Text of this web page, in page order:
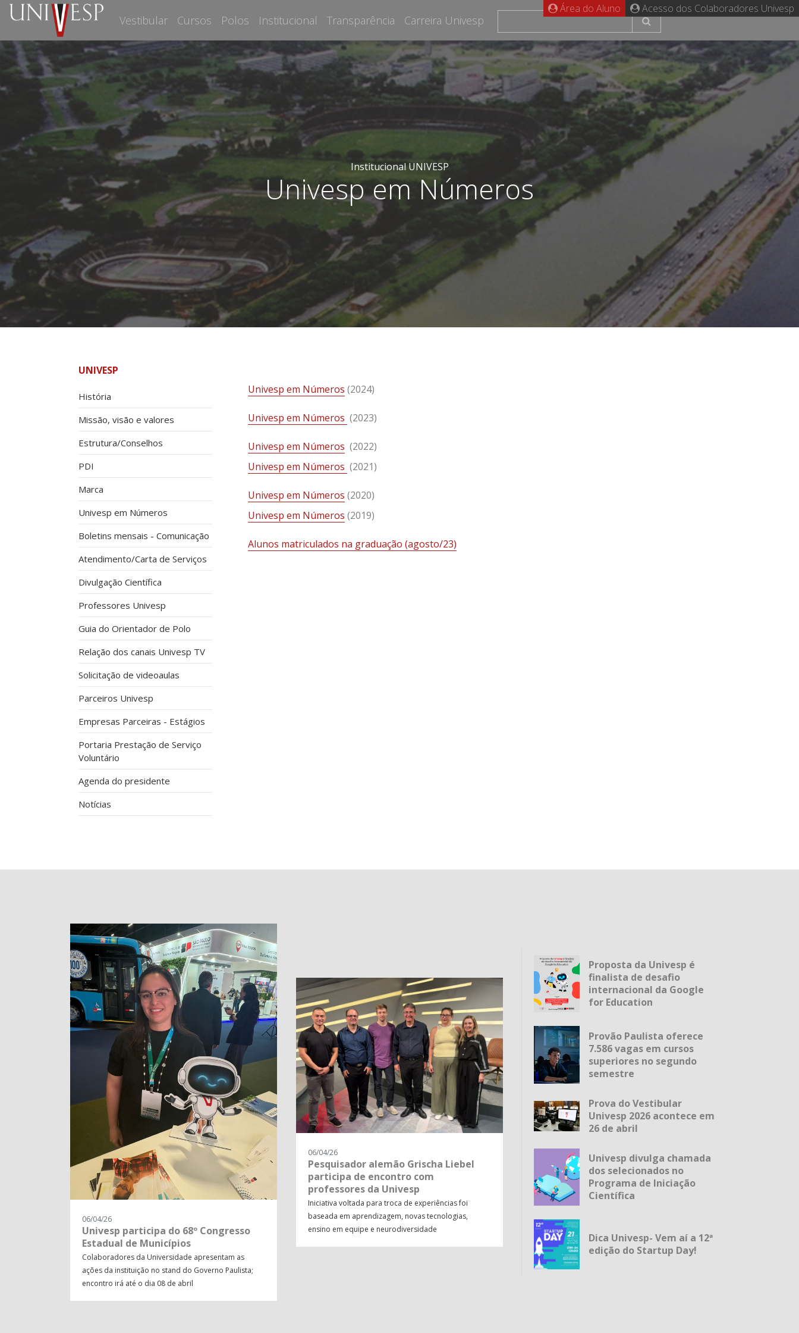
Vestibular Cursos Polos Institucional Transparência Carreira Univesp
Área do Aluno Acesso dos Colaboradores Univesp
Institucional UNIVESP
Univesp em Números
Univesp em Números (2024)
Univesp em Números (2023)
Univesp em Números (2022)
Univesp em Números (2021)
Univesp em Números (2020)
Univesp em Números (2019)
Alunos matriculados na graduação (agosto/23)
UNIVESP
História
Missão, visão e valores
Estrutura/Conselhos
PDI
Marca
Univesp em Números
Boletins mensais - Comunicação
Atendimento/Carta de Serviços
Divulgação Científica
Professores Univesp
Guia do Orientador de Polo
Relação dos canais Univesp TV
Solicitação de videoaulas
Parceiros Univesp
Empresas Parceiras - Estágios
Portaria Prestação de Serviço
Voluntário
Agenda do presidente
Notícias
06/04/26
Univesp participa do 68º Congresso
Estadual de Municípios
Colaboradores da Universidade apresentam as
ações da instituição no stand do Governo Paulista;
encontro irá até o dia 08 de abril
06/04/26
Pesquisador alemão Grischa Liebel
participa de encontro com
professores da Univesp
Iniciativa voltada para troca de experiências foi
baseada em aprendizagem, novas tecnologias,
ensino em equipe e neurodiversidade
Proposta da Univesp é
finalista de desafio
internacional da Google
for Education
Provão Paulista oferece
7.586 vagas em cursos
superiores no segundo
semestre
Prova do Vestibular
Univesp 2026 acontece em
26 de abril
Univesp divulga chamada
dos selecionados no
Programa de Iniciação
Científica
Dica Univesp- Vem aí a 12ª
edição do Startup Day!